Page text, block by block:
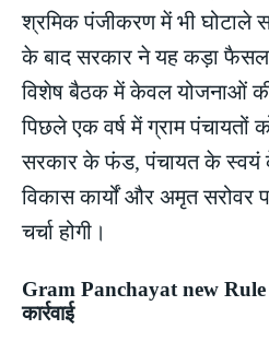
श्रमिक पंजीकरण में भी घोटाले
के बाद सरकार ने यह कड़ा
विशेष बैठक में केवल योजनाओं की
पिछले एक वर्ष में ग्राम पंचायतों
सरकार के फंड, पंचायत के स्वयं
विकास कार्यों और अमृत सरोवर
चर्चा होगी।
Gram Panchayat new Rule
कार्रवाई